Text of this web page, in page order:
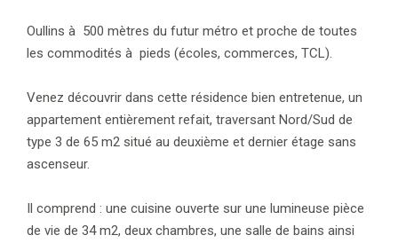
Oullins à 500 mètres du futur métro et proche de toutes
les commodités à pieds (écoles, commerces, TCL).
Venez découvrir dans cette résidence bien entretenue, un
appartement entièrement refait, traversant Nord/Sud de
type 3 de 65 m2 situé au deuxième et dernier étage sans
ascenseur.
Il comprend : une cuisine ouverte sur une lumineuse pièce
de vie de 34 m2, deux chambres, une salle de bains ainsi